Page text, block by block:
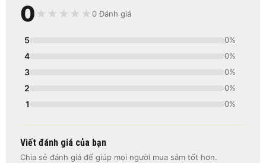
0 ★ ★ ★ ★ ★0 Đánh giá
5 0%
4 0%
3 0%
2 0%
1 0%
Viết đánh giá của bạn
Chia sẻ đánh giá để giúp mọi người mua sắm tốt hơn.